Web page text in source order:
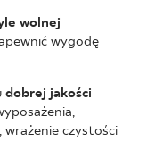
wolnej
wygodę
dobrej jakości
wrażenie czystości